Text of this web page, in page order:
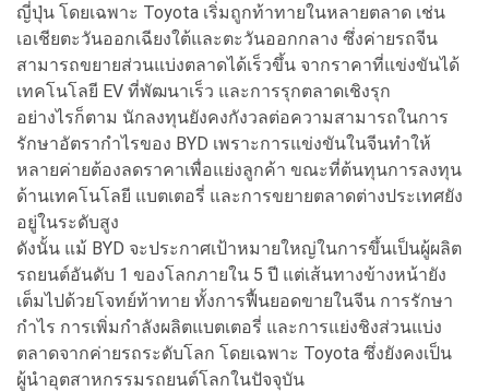
ญี่ปุ่น โดยเฉพาะ Toyota เริ่มถูกท้าทายในหลายตลาด เช่น
เอเชียตะวันออกเฉียงใต้และตะวันออกกลาง ซึ่งค่ายรถจีน
สามารถขยายส่วนแบ่งตลาดได้เร็วขึ้น จากราคาที่แข่งขันได้
เทคโนโลยี EV ที่พัฒนาเร็ว และการรุกตลาดเชิงรุก
อย่างไรก็ตาม นักลงทุนยังคงกังวลต่อความสามารถในการ
รักษาอัตรากำไรของ BYD เพราะการแข่งขันในจีนทำให้
หลายค่ายต้องลดราคาเพื่อแย่งลูกค้า ขณะที่ต้นทุนการลงทุน
ด้านเทคโนโลยี แบตเตอรี่ และการขยายตลาดต่างประเทศยัง
อยู่ในระดับสูง
ดังนั้น แม้ BYD จะประกาศเป้าหมายใหญ่ในการขึ้นเป็นผู้ผลิต
รถยนต์อันดับ 1 ของโลกภายใน 5 ปี แต่เส้นทางข้างหน้ายัง
เต็มไปด้วยโจทย์ท้าทาย ทั้งการฟื้นยอดขายในจีน การรักษา
กำไร การเพิ่มกำลังผลิตแบตเตอรี่ และการแย่งชิงส่วนแบ่ง
ตลาดจากค่ายรถระดับโลก โดยเฉพาะ Toyota ซึ่งยังคงเป็น
ผู้นำอุตสาหกรรมรถยนต์โลกในปัจจุบัน